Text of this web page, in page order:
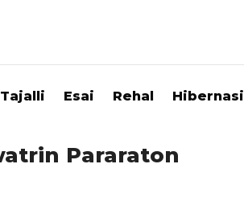
Tajalli Esai Rehal Hibernasi
Pararaton